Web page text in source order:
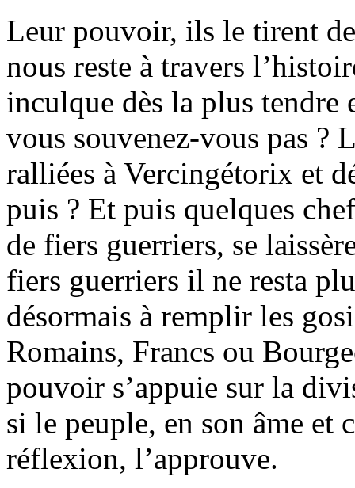
Leur pouvoir, ils le tirent
nous reste à travers
inculque dès la plus tendre
vous souvenez-vous pas ?
ralliées à Vercingétorix et
puis ? Et puis quelques
de fiers guerriers, se
fiers guerriers il ne resta
désormais à remplir les
Romains, Francs ou
pouvoir s’appuie sur la
si le peuple, en son âme et
réflexion, l’approuve.